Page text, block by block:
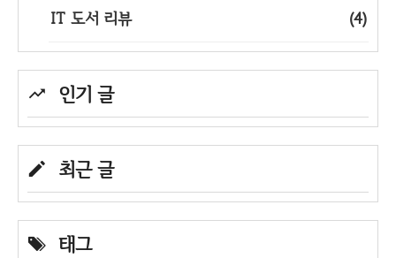
IT 도서 리뷰 (4)
인기 글
최근 글
태그